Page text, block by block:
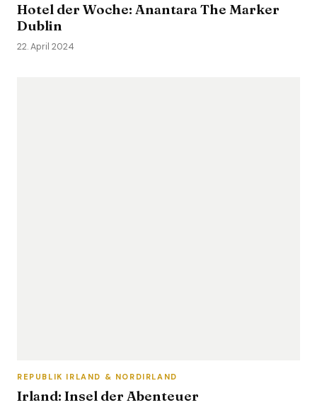
Hotel der Woche: Anantara The Marker
Dublin
22. April 2024
REPUBLIK IRLAND & NORDIRLAND
Irland: Insel der Abenteuer